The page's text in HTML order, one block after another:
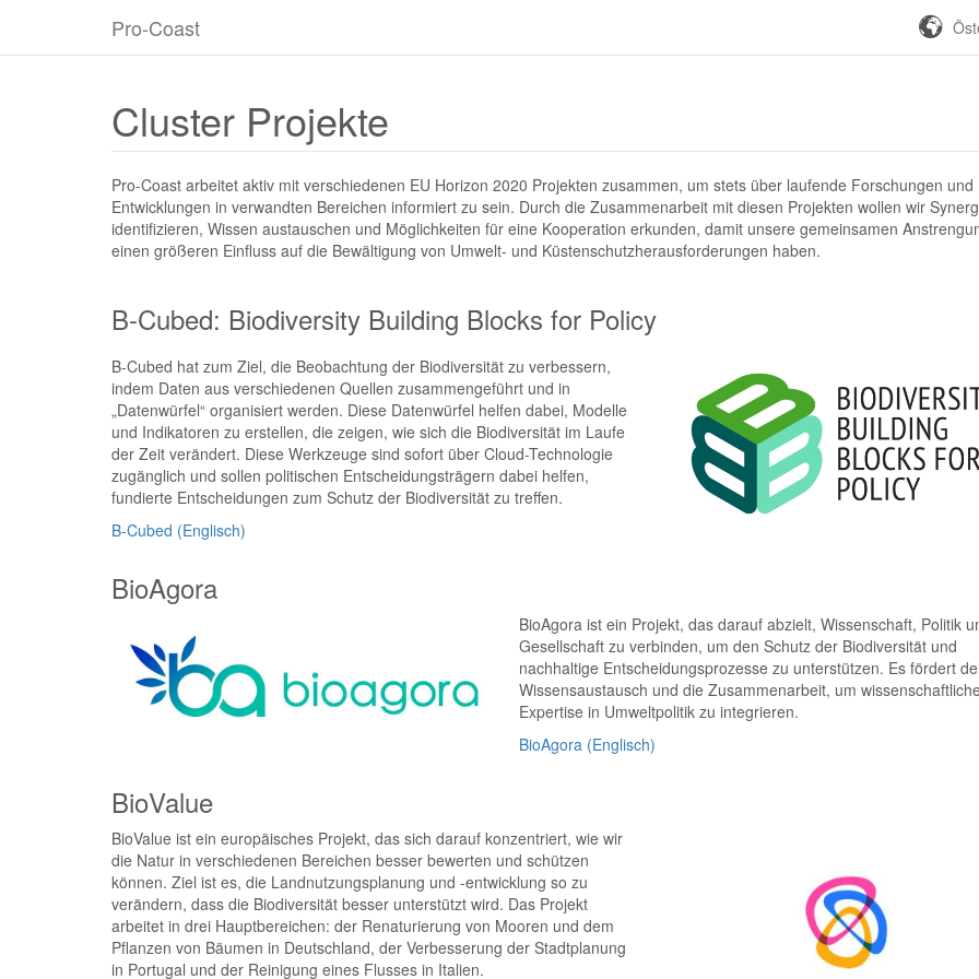
Pro-Coast
Cluster Projekte
Pro-Coast arbeitet aktiv mit verschiedenen EU Horizon 2020 Projekten zusammen, um stets über laufende Forschungen und
Entwicklungen in verwandten Bereichen informiert zu sein. Durch die Zusammenarbeit mit diesen Projekten wollen wir
identifizieren, Wissen austauschen und Möglichkeiten für eine Kooperation erkunden, damit unsere gemeinsamen
einen größeren Einfluss auf die Bewältigung von Umwelt- und Küstenschutzherausforderungen haben.
B-Cubed: Biodiversity Building Blocks for Policy
B-Cubed hat zum Ziel, die Beobachtung der Biodiversität zu verbessern,
indem Daten aus verschiedenen Quellen zusammengeführt und in
„Datenwürfel“ organisiert werden. Diese Datenwürfel helfen dabei, Modelle
und Indikatoren zu erstellen, die zeigen, wie sich die Biodiversität im Laufe
der Zeit verändert. Diese Werkzeuge sind sofort über Cloud-Technologie
zugänglich und sollen politischen Entscheidungsträgern dabei helfen,
fundierte Entscheidungen zum Schutz der Biodiversität zu treffen.
B-Cubed (Englisch)
BioAgora
BioAgora ist ein Projekt, das darauf abzielt, Wissenschaft, Politik
Gesellschaft zu verbinden, um den Schutz der Biodiversität und
nachhaltige Entscheidungsprozesse zu unterstützen. Es fördert
Wissensaustausch und die Zusammenarbeit, um wissenschaftliche
Expertise in Umweltpolitik zu integrieren.
BioAgora (Englisch)
BioValue
BioValue ist ein europäisches Projekt, das sich darauf konzentriert, wie wir
die Natur in verschiedenen Bereichen besser bewerten und schützen
können. Ziel ist es, die Landnutzungsplanung und -entwicklung so zu
verändern, dass die Biodiversität besser unterstützt wird. Das Projekt
arbeitet in drei Hauptbereichen: der Renaturierung von Mooren und dem
Pflanzen von Bäumen in Deutschland, der Verbesserung der Stadtplanung
in Portugal und der Reinigung eines Flusses in Italien.